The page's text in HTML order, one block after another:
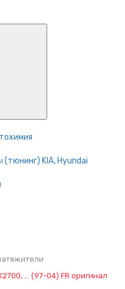
KIA, Hyundai
… (97-04) FR оригинал